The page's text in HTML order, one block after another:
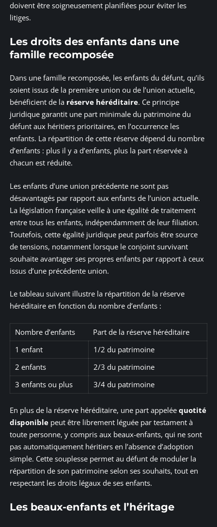
doivent être soigneusement planifiées pour éviter les
litiges.
Les droits des enfants dans une
famille recomposée
Dans une famille recomposée, les enfants du défunt, qu’ils
soient issus de la première union ou de l’union actuelle,
bénéficient de la réserve héréditaire. Ce principe
juridique garantit une part minimale du patrimoine du
défunt aux héritiers prioritaires, en l’occurrence les
enfants. La répartition de cette réserve dépend du nombre
d’enfants : plus il y a d’enfants, plus la part réservée à
chacun est réduite.
Les enfants d’une union précédente ne sont pas
désavantagés par rapport aux enfants de l’union actuelle.
La législation française veille à une égalité de traitement
entre tous les enfants, indépendamment de leur filiation.
Toutefois, cette égalité juridique peut parfois être source
de tensions, notamment lorsque le conjoint survivant
souhaite avantager ses propres enfants par rapport à ceux
issus d’une précédente union.
Le tableau suivant illustre la répartition de la réserve
héréditaire en fonction du nombre d’enfants :
Nombre d’enfants
Part de la réserve héréditaire
1 enfant
1/2 du patrimoine
2 enfants
2/3 du patrimoine
3 enfants ou plus
3/4 du patrimoine
En plus de la réserve héréditaire, une part appelée quotité
disponible peut être librement léguée par testament à
toute personne, y compris aux beaux-enfants, qui ne sont
pas automatiquement héritiers en l’absence d’adoption
simple. Cette souplesse permet au défunt de moduler la
répartition de son patrimoine selon ses souhaits, tout en
respectant les droits légaux de ses enfants.
Les beaux-enfants et l’héritage